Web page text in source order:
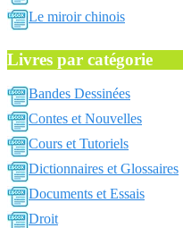
Le miroir chinois
Livres par catégorie
Bandes Dessinées
Contes et Nouvelles
Cours et Tutoriels
Dictionnaires et Glossaires
Documents et Essais
Droit